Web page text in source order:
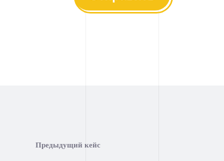
Предыдущий кейс